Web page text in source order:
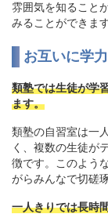
雰囲気を知ること
みることができます
お互いに学
類塾では生徒が学
ます。
類塾の自習室は一
く、複数の生徒が
徴です。このよう
がらみんなで切磋
一人きりでは長時